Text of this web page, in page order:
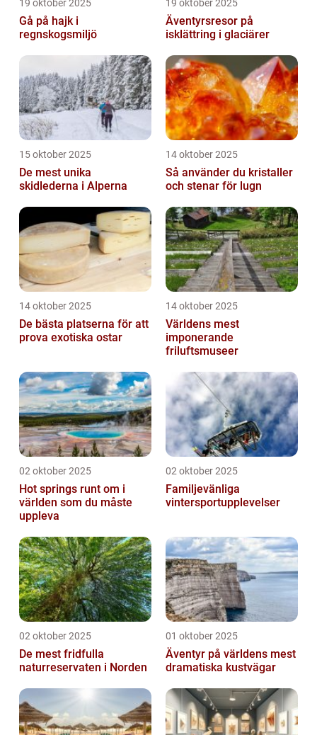
19 oktober 2025
Gå på hajk i
regnskogsmiljö
19 oktober 2025
Äventyrsresor på
isklättring i glaciärer
15 oktober 2025
De mest unika
skidlederna i Alperna
14 oktober 2025
Så använder du kristaller
och stenar för lugn
14 oktober 2025
De bästa platserna för att
prova exotiska ostar
14 oktober 2025
Världens mest
imponerande
friluftsmuseer
02 oktober 2025
Hot springs runt om i
världen som du måste
uppleva
02 oktober 2025
Familjevänliga
vintersportupplevelser
02 oktober 2025
De mest fridfulla
naturreservaten i Norden
01 oktober 2025
Äventyr på världens mest
dramatiska kustvägar